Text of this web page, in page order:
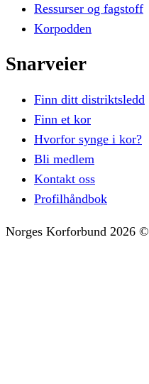
Ressurser og fagstoff
Korpodden
Snarveier
Finn ditt distriktsledd
Finn et kor
Hvorfor synge i kor?
Bli medlem
Kontakt oss
Profilhåndbok
Norges Korforbund 2026 ©